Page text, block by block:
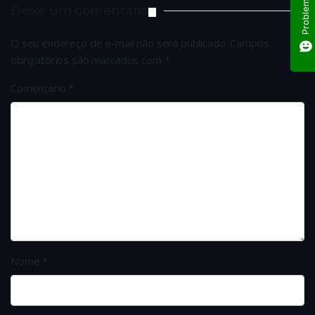
Deixe um comentário
O seu endereço de e-mail não será publicado. Campos
obrigatórios são marcados com *
Comentário *
Nome *